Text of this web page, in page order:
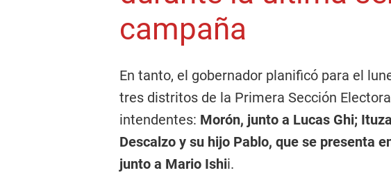
campaña
En tanto, el gobernador planificó para el
tres distritos de la Primera Sección
intendentes: Morón, junto a Lucas Ghi;
Descalzo y su hijo Pablo, que se presenta
junto a Mario Ishii.